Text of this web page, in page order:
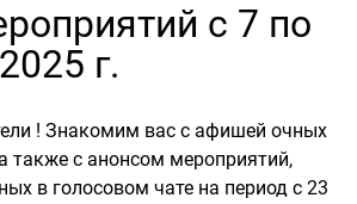
с 7 по
г.
! Знакомим вас с афишей очных
также с анонсом мероприятий,
в голосовом чате на период с 23